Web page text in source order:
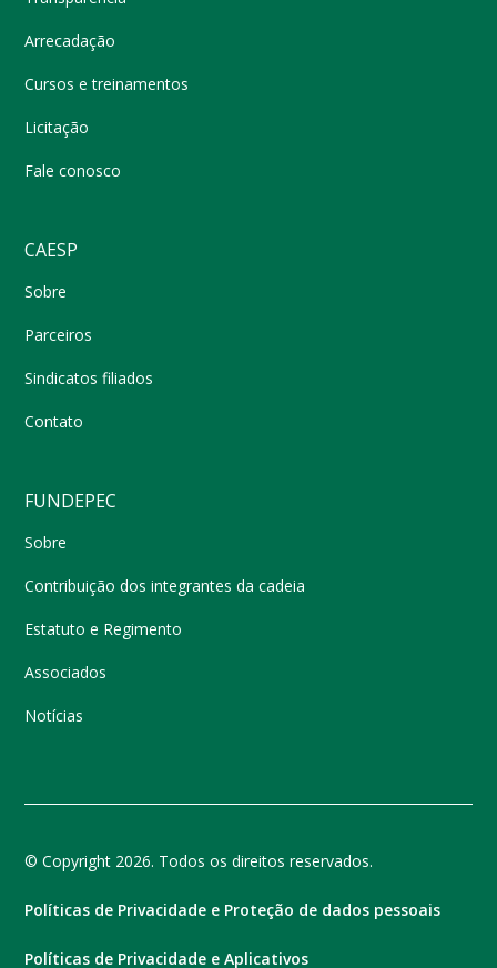
Arrecadação
Cursos e treinamentos
Licitação
Fale conosco
CAESP
Sobre
Parceiros
Sindicatos filiados
Contato
FUNDEPEC
Sobre
Contribuição dos integrantes da cadeia
Estatuto e Regimento
Associados
Notícias
© Copyright 2026. Todos os direitos reservados.
Políticas de Privacidade e Proteção de dados pessoais
Políticas de Privacidade e Aplicativos